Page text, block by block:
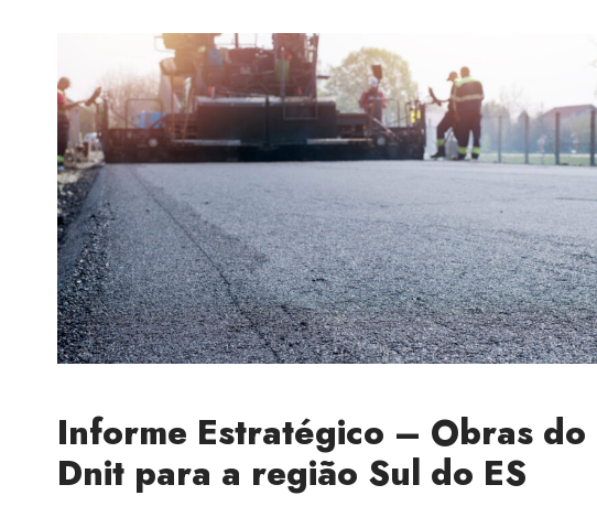
Informe Estratégico – Obras do
Dnit para a região Sul do ES